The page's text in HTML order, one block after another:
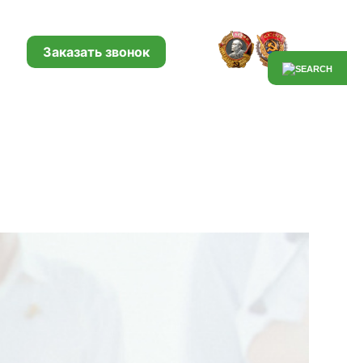
Заказать звонок